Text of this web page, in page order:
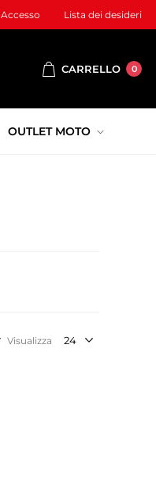
Accesso Lista dei desideri
CARRELLO 0
OUTLET MOTO
Visualizza